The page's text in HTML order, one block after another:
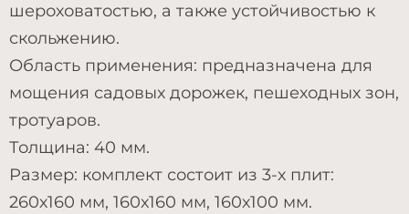
шероховатостью, а также устойчивостью к
скольжению.
Область применения: предназначена для
мощения садовых дорожек, пешеходных зон,
тротуаров.
Толщина: 40 мм.
Размер: комплект состоит из 3-х плит:
260х160 мм, 160х160 мм, 160х100 мм.